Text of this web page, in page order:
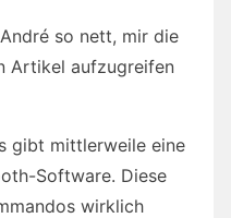
so nett, mir die
Artikel aufzugreifen
gibt mittlerweile eine
Software. Diese
wirklich